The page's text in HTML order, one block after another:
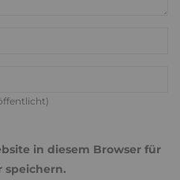
in diesem Browser für
speichern.